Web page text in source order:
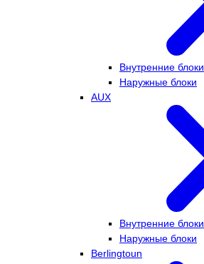
Внутренние блоки
Наружные блоки
AUX
Внутренние блоки
Наружные блоки
Berlingtoun